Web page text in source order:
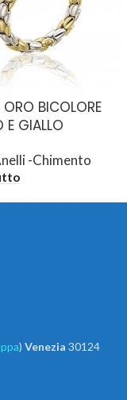
ORO BICOLORE
E GIALLO
-Chimento
) Venezia 30124